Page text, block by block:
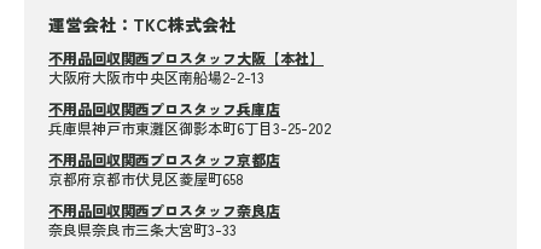
運営会社：TKC株式会社
不用品回収関西プロスタッフ大阪【本社】
大阪府大阪市中央区南船場2-2-13
不用品回収関西プロスタッフ兵庫店
兵庫県神戸市東灘区御影本町6丁目3-25-202
不用品回収関西プロスタッフ京都店
京都府京都市伏見区菱屋町658
不用品回収関西プロスタッフ奈良店
奈良県奈良市三条大宮町3-33